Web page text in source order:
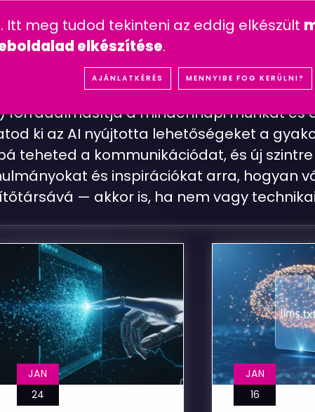
REFERENCIÁK SZOLGÁLTATÁSOK
forradalmasítja a mindennapi munkát és
ki az AI nyújtotta lehetőségeket a
teheted a kommunikációdat, és új
és inspirációkat arra, hogyan
— akkor is, ha nem vagy
JAN
24
JAN
16
Itt meg tudod tekinteni az eddig elkészült
elkészítése.
AJÁNLATKÉRÉS MENNYIBE FOG KERÜLNI?